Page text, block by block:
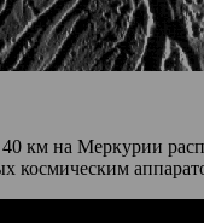
км на Меркурии
космическим